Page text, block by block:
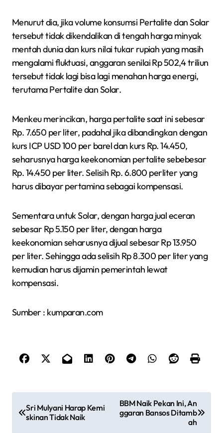
Menurut dia, jika volume konsumsi Pertalite dan Solar
tersebut tidak dikendalikan di tengah harga minyak
mentah dunia dan kurs nilai tukar rupiah yang masih
mengalami fluktuasi, anggaran senilai Rp 502,4 triliun
tersebut tidak lagi bisa lagi menahan harga energi,
terutama Pertalite dan Solar.
Menkeu merincikan, harga pertalite saat ini sebesar
Rp. 7.650 per liter, padahal jika dibandingkan dengan
kurs ICP USD 100 per barel dan kurs Rp. 14.450,
seharusnya harga keekonomian pertalite sebebesar
Rp. 14.450 per liter. Selisih Rp. 6.800 perliter yang
harus dibayar pertamina sebagai kompensasi.
Sementara untuk Solar, dengan harga jual eceran
sebesar Rp 5.150 per liter, dengan harga
keekonomian seharusnya dijual sebesar Rp 13.950
per liter. Sehingga ada selisih Rp 8.300 per liter yang
kemudian harus dijamin pemerintah lewat
kompensasi.
Sumber : kumparan.com
Sri Mulyani Harap Kemi
skinan Tidak Naik
BBM Naik Pekan Ini, An
ggaran Bansos Ditamb
ah